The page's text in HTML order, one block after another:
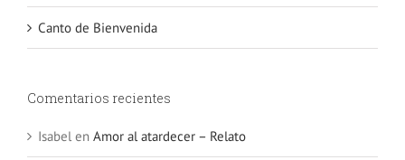
Canto de Bienvenida
Comentarios recientes
Isabel en Amor al atardecer – Relato